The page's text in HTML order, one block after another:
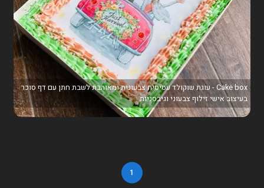
Cake box - עוגת שוקולד עסיסית צבעונית ומאוהבת לשבת חתן עם דף סוכר
בעיצוב אישי זילוף צבעוני וגיבסניות
1